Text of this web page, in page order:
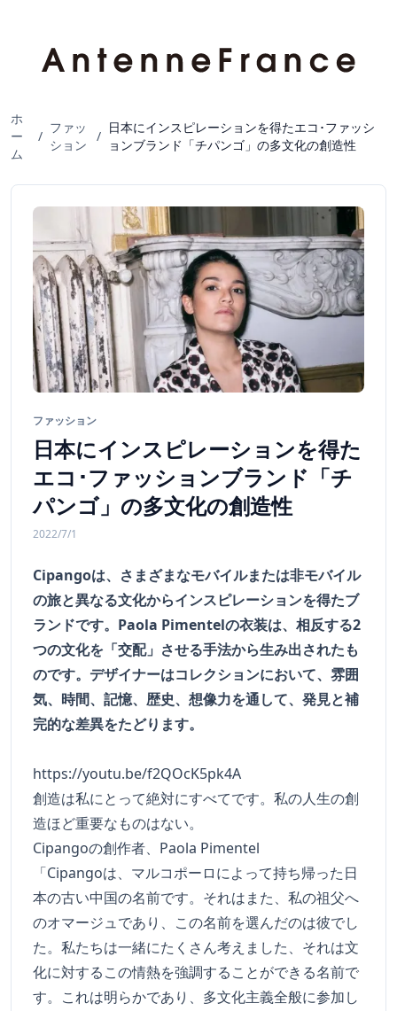
ホ
ー
ム
/
ファッ
ション
/
日本にインスピレーションを得たエコ･ファッシ
ョンブランド「チパンゴ」の多文化の創造性
ファッション
日本にインスピレーションを得た
エコ･ファッションブランド「チ
パンゴ」の多文化の創造性
2022/7/1
Cipangoは、さまざまなモバイルまたは非モバイル
の旅と異なる文化からインスピレーションを得たブ
ランドです。Paola Pimentelの衣装は、相反する2
つの文化を「交配」させる手法から生み出されたも
のです。デザイナーはコレクションにおいて、雰囲
気、時間、記憶、歴史、想像力を通して、発見と補
完的な差異をたどります。
https://youtu.be/f2QOcK5pk4A
創造は私にとって絶対にすべてです。私の人生の創
造ほど重要なものはない。
Cipangoの創作者、Paola Pimentel
「Cipangoは、マルコポーロによって持ち帰った日
本の古い中国の名前です。それはまた、私の祖父へ
のオマージュであり、この名前を選んだのは彼でし
た。私たちは一緒にたくさん考えました、それは文
化に対するこの情熱を強調することができる名前で
す。これは明らかであり、多文化主義全般に参加し